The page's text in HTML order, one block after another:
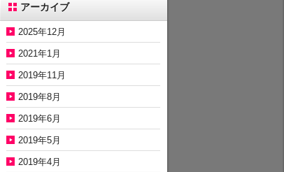
アーカイブ
2025年12月
2021年1月
2019年11月
2019年8月
2019年6月
2019年5月
2019年4月